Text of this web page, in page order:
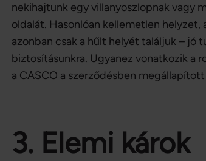
nekihajtunk egy villanyoszlopnak vagy
oldalát. Hasonlóan kellemetlen helyzet,
azonban csak a hűlt helyét találjuk – jó
biztosításunkra. Ugyanez vonatkozik a
a CASCO a szerződésben
3. Elemi károk